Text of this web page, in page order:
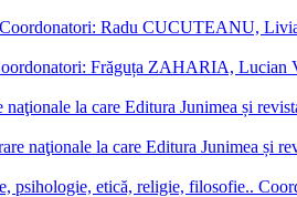
Coordonatori: Radu CUCUTEANU,
Frăguța ZAHARIA,
la care Editura Junimea și
naţionale la care Editura Junimea și
psihologie, etică, religie, filosofie..